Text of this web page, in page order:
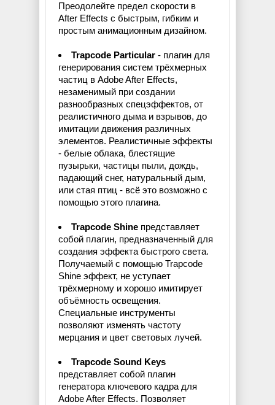
Преодолейте предел скорости в
After Effects с быстрым, гибким и
простым анимационным дизайном.
Trapcode Particular - плагин для
генерирования систем трёхмерных
частиц в Adobe After Effects,
незаменимый при создании
разнообразных спецэффектов, от
реалистичного дыма и взрывов, до
имитации движения различных
элементов. Реалистичные эффекты
- белые облака, блестящие
пузырьки, частицы пыли, дождь,
падающий снег, натуральный дым,
или стая птиц - всё это возможно с
помощью этого плагина.
Trapcode Shine представляет
собой плагин, предназначенный для
создания эффекта быстрого света.
Получаемый с помощью Trapcode
Shine эффект, не уступает
трёхмерному и хорошо имитирует
объёмность освещения.
Специальные инструменты
позволяют изменять частоту
мерцания и цвет световых лучей.
Trapcode Sound Keys
представляет собой плагин
генератора ключевого кадра для
Adobe After Effects. Позволяет